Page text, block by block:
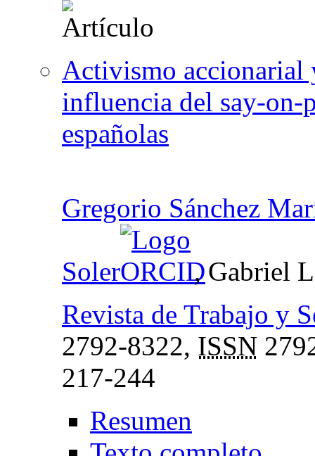
Activismo
influencia del say-on-
españolas
Gregorio Sánchez
Soler
, Gabriel
Revista de Trabajo y
2792-8322, ISSN
217-244
Resumen